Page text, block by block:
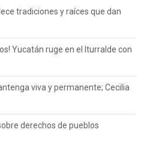
tradiciones y raíces que dan
Yucatán ruge en el Iturralde con
viva y permanente; Cecilia
derechos de pueblos